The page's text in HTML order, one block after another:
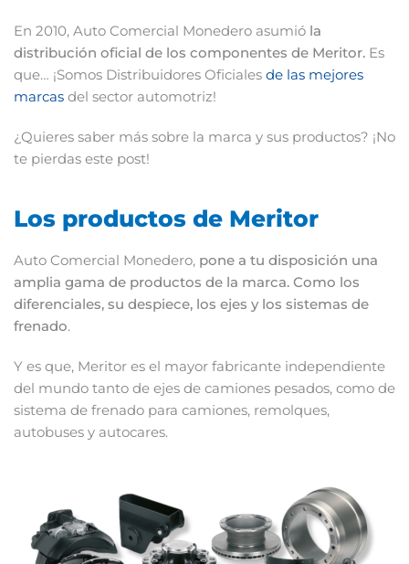
En 2010, Auto Comercial Monedero asumió la
distribución oficial de los componentes de Meritor. Es
que… ¡Somos Distribuidores Oficiales de las mejores
marcas del sector automotriz!
¿Quieres saber más sobre la marca y sus productos? ¡No
te pierdas este post!
Los productos de Meritor
Auto Comercial Monedero, pone a tu disposición una
amplia gama de productos de la marca. Como los
diferenciales, su despiece, los ejes y los sistemas de
frenado.
Y es que, Meritor es el mayor fabricante independiente
del mundo tanto de ejes de camiones pesados, como de
sistema de frenado para camiones, remolques,
autobuses y autocares.